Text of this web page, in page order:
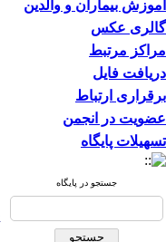
آموزش بیماران و والدین
گالری عکس
مراکز مرتبط
دریافت فایل
برقراری ارتباط
عضویت در انجمن
تسهیلات پایگاه
جستجو در پایگاه